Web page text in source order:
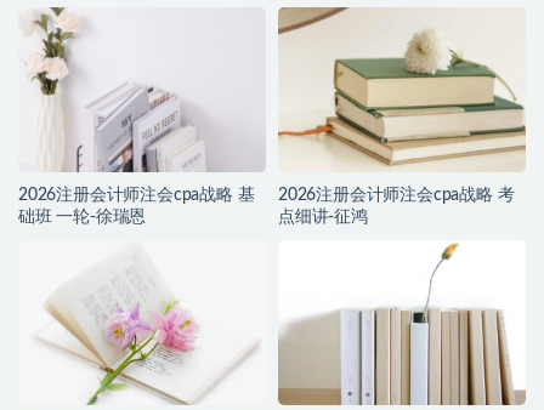
2026注册会计师注会cpa战略 基
础班 一轮-徐瑞恩
2026注册会计师注会cpa战略 考
点细讲-征鸿